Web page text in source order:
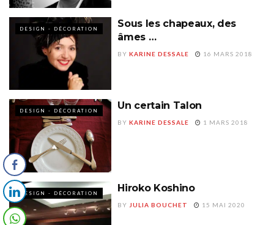
DESIGN - DÉCORATION
Sous les chapeaux, des
âmes …
BY KARINE DESSALE 16 MARS 2018
DESIGN - DÉCORATION Un certain Talon
BY KARINE DESSALE 1 MARS 2018
DESIGN - DÉCORATION Hiroko Koshino
BY JULIA BOUCHET 15 MAI 2020